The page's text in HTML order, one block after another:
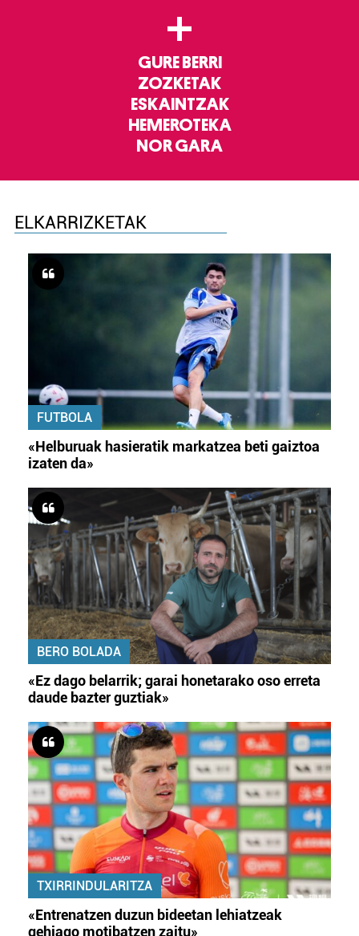
+
GURE BERRI
ZOZKETAK
ESKAINTZAK
HEMEROTEKA
NOR GARA
ELKARRIZKETAK
FUTBOLA
«Helburuak hasieratik markatzea beti gaiztoa
izaten da»
BERO BOLADA
«Ez dago belarrik; garai honetarako oso erreta
daude bazter guztiak»
TXIRRINDULARITZA
«Entrenatzen duzun bideetan lehiatzeak
gehiago motibatzen zaitu»